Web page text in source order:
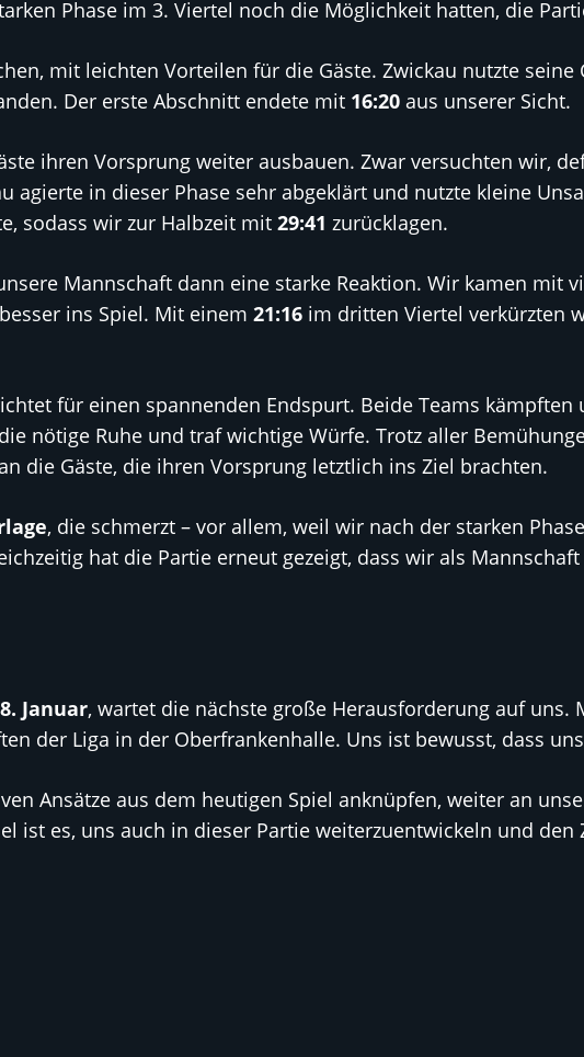
Phase im 3. Viertel noch die Möglichkeit hatten, die
mit leichten Vorteilen für die Gäste. Zwickau nutzte
Der erste Abschnitt endete mit 16:20 aus unserer Sicht.
ihren Vorsprung weiter ausbauen. Zwar versuchten wir,
agierte in dieser Phase sehr abgeklärt und nutzte kleine
sodass wir zur Halbzeit mit 29:41 zurücklagen.
Mannschaft dann eine starke Reaktion. Wir kamen mit
ins Spiel. Mit einem 21:16 im dritten Viertel verkürzten
für einen spannenden Endspurt. Beide Teams
nötige Ruhe und traf wichtige Würfe. Trotz aller
die Gäste, die ihren Vorsprung letztlich ins Ziel brachten.
, die schmerzt – vor allem, weil wir nach der starken
hat die Partie erneut gezeigt, dass wir als
Januar, wartet die nächste große Herausforderung auf uns.
der Liga in der Oberfrankenhalle. Uns ist bewusst, dass
Ansätze aus dem heutigen Spiel anknüpfen, weiter an
ist es, uns auch in dieser Partie weiterzuentwickeln und den